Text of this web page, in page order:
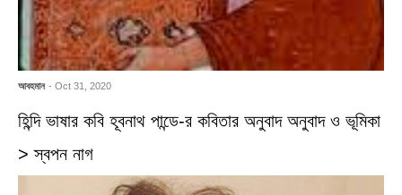
আবহমান - Oct 31, 2020
হিন্দি ভাষার কবি হূবনাথ পান্ডে-র কবিতার অনুবাদ অনুবাদ ও ভূমিকা
> স্বপন নাগ